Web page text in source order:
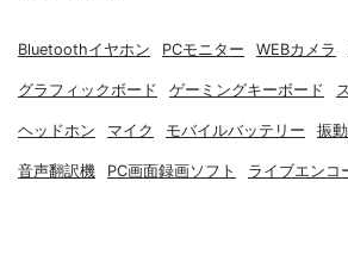
Bluetoothイヤホン PCモニター WEBカメラ
グラフィックボード ゲーミングキーボード
ヘッドホン マイク モバイルバッテリー 振
音声翻訳機 PC画面録画ソフト ライブエンコ